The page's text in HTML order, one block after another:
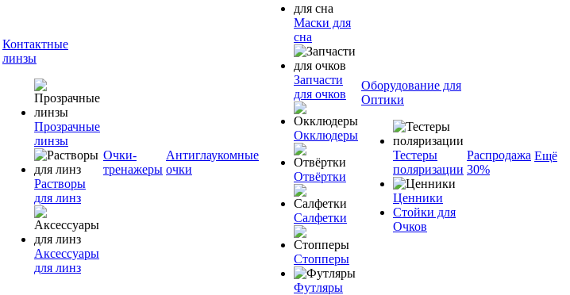
Контактные
линзы
Прозрачные
линзы
Растворы
для линз
Аксессуары
для линз
Очки-
тренажеры
Антиглаукомные
очки
Маски для
сна
Запчасти
для очков
Окклюдеры
Отвёртки
Салфетки
Стопперы
Футляры
Оборудование для
Оптики
Тестеры
поляризации
Ценники
Стойки для
Очков
Распродажа
30%
Ещё